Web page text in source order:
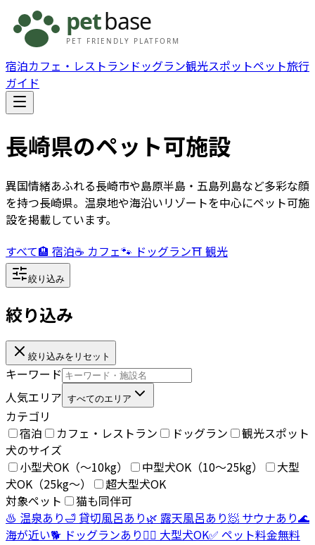
宿泊カフェ・レストラン ドッグラン観光スポットペット旅行
ガイド
長崎県のペット可施設
異国情緒あふれる長崎市や島原半島・五島列島など多彩な顔
を持つ長崎県。温泉地や海沿いリゾートを中心にペット可施
設を掲載しています。
すべて🏨 宿泊☕ カフェ🐾 ドッグラン⛩️ 観光
絞り込み
絞り込み
絞り込みをリセット
キーワード
人気エリア すべてのエリア
カテゴリ
宿泊
カフェ・レストラン ドッグラン
観光スポット
犬のサイズ
小型犬OK（〜10kg）
中型犬OK（10〜25kg）
大型
犬OK（25kg〜）
超大型犬OK
対象ペット
猫も同伴可
♨️ 温泉あり🛁 貸切風呂あり🌿 露天風呂あり🧖 サウナあり🌊
海が近い🐕 ドッグランあり🐕‍🦺 大型犬OK✅ ペット料金無料